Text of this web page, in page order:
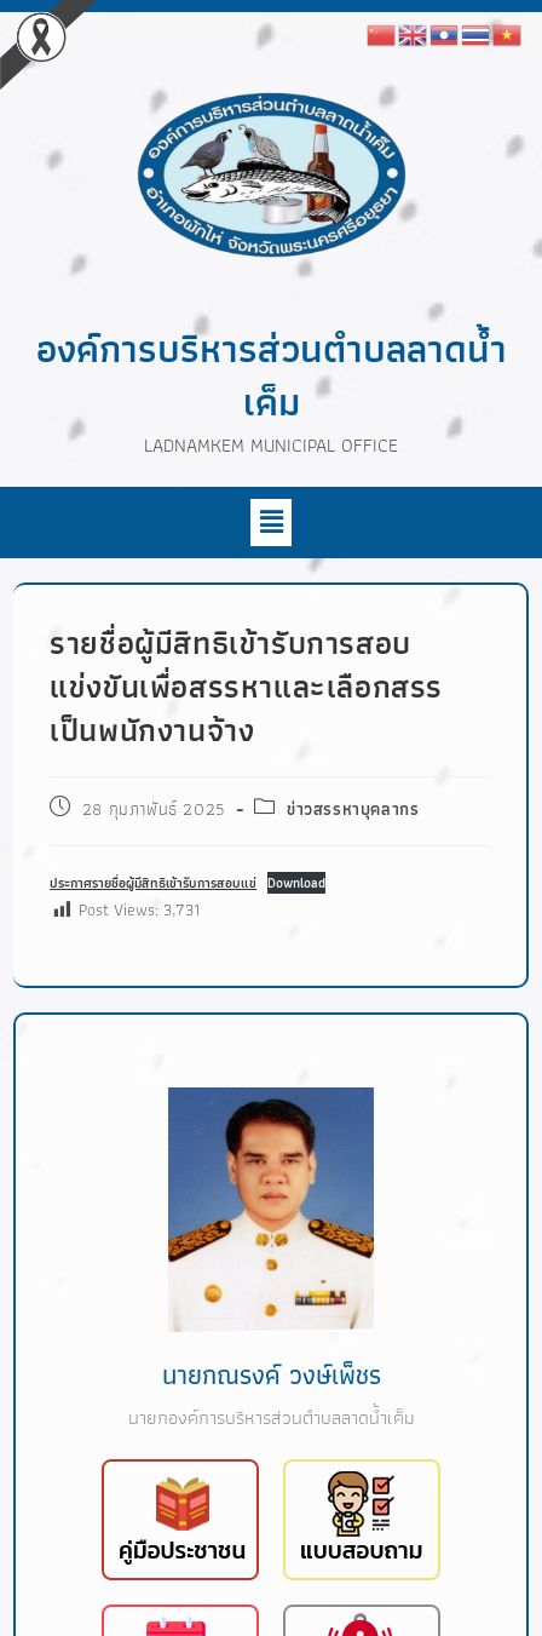
องค์การบริหารส่วนตำบลลาดน้ำ
เค็ม
LADNAMKEM MUNICIPAL OFFICE
รายชื่อผู้มีสิทธิเข้ารับการสอบ
แข่งขันเพื่อสรรหาและเลือกสรร
เป็นพนักงานจ้าง
28 กุมภาพันธ์ 2025 ข่าวสรรหาบุคลากร
ประกาศรายชื่อผู้มีสิทธิเข้ารับการสอบแข่ Download
Post Views: 3,731
นายกณรงค์ วงษ์เพ็ชร
นายกองค์การบริหารส่วนตำบลลาดน้ำเค็ม